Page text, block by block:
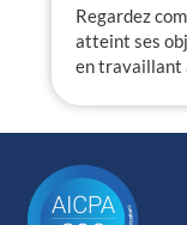
Regardez
atteint ses
en travaillant